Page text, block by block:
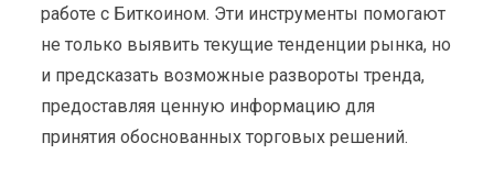
работе с Биткоином. Эти инструменты помогают
не только выявить текущие тенденции рынка, но
и предсказать возможные развороты тренда,
предоставляя ценную информацию для
принятия обоснованных торговых решений.